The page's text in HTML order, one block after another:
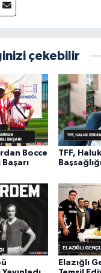
çekebilir
Bocce
TFF,
Elazığlı